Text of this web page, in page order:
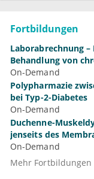
Fortbildungen
Laborabrechnung
Behandlung von
On-Demand
Polypharmazie
bei Typ-2-Diabetes
On-Demand
Duchenne-
jenseits des
On-Demand
Mehr Fortbildungen